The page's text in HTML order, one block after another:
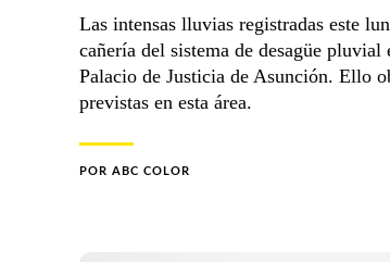
Las intensas lluvias registradas este
cañería del sistema de desagüe
Palacio de Justicia de Asunción. Ello
previstas en esta área.
POR ABC COLOR